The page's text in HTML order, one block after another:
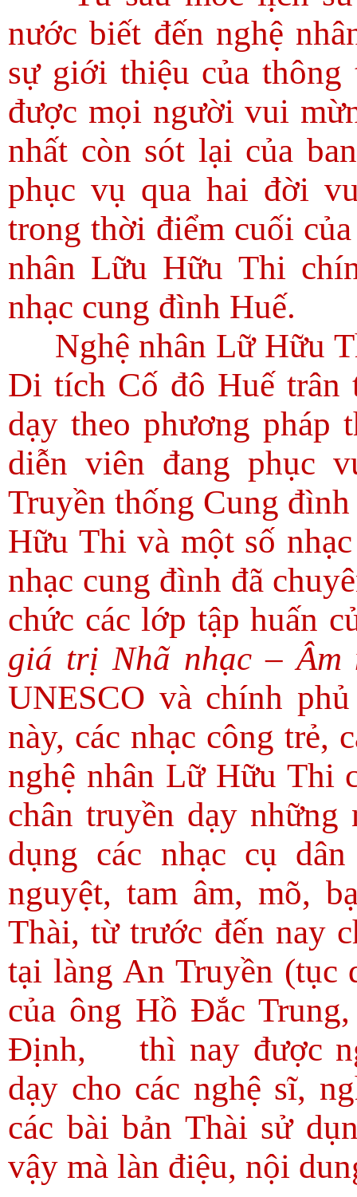
nước biết đến nghệ
sự giới thiệu của
được mọi người vui
nhất còn sót lại của
phục vụ qua hai đời
trong thời điểm cuối
nhân Lữu Hữu Thi
nhạc cung đình Huế.
Nghệ nhân Lữ Hữu
Di tích Cố đô Huế trân
dạy theo phương pháp
diễn viên đang phục
Truyền thống Cung
Hữu Thi và một số
nhạc cung đình đã
chức các lớp tập huấn
giá trị Nhã nhạc – Âm
UNESCO và chính
này, các nhạc công trẻ,
nghệ nhân Lữ Hữu Thi
chân truyền dạy
dụng các nhạc cụ
nguyệt, tam âm, mõ,
Thài, từ trước đến nay
tại làng An Truyền (tục
của ông Hồ Đắc
Định,
thì nay được
dạy cho các nghệ sĩ,
các bài bản Thài sử
vậy mà làn điệu, nội